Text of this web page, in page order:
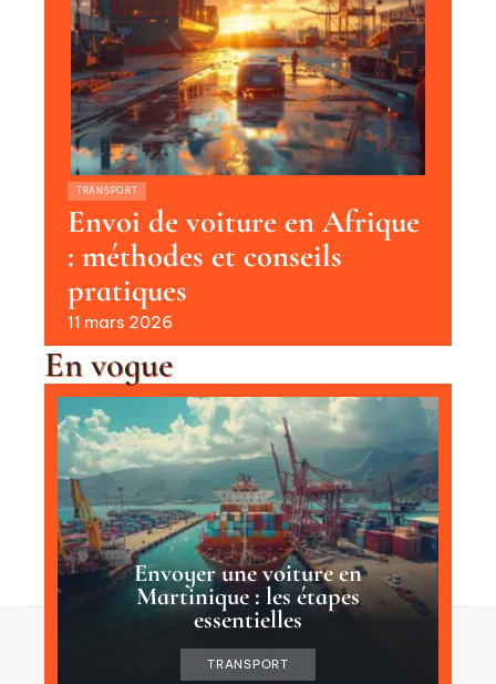
TRANSPORT
Envoi de voiture en Afrique
: méthodes et conseils
pratiques
11 mars 2026
En vogue
Envoyer une voiture en
Martinique : les étapes
essentielles
TRANSPORT
© 2025 | infomoteur.fr